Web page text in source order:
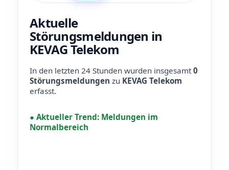
Aktuelle
Störungsmeldungen in
KEVAG Telekom
In den letzten 24 Stunden wurden insgesamt0
Störungsmeldungen zu KEVAG Telekom
erfasst.
● Aktueller Trend: Meldungen im
Normalbereich